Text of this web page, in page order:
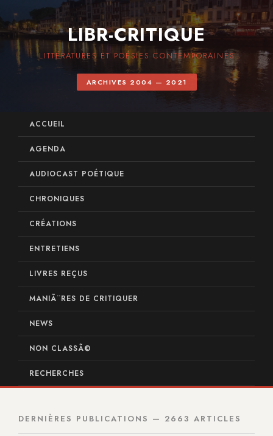
LIBR-CRITIQUE
LITTÉRATURES ET POÉSIES CONTEMPORAINES
ARCHIVES 2004 — 2021
ACCUEIL
AGENDA
AUDIOCAST POÉTIQUE
CHRONIQUES
CRÉATIONS
ENTRETIENS
LIVRES REÇUS
MANIÃ¨RES DE CRITIQUER
NEWS
NON CLASSÃ©
RECHERCHES
DERNIÈRES PUBLICATIONS — 2663 ARTICLES